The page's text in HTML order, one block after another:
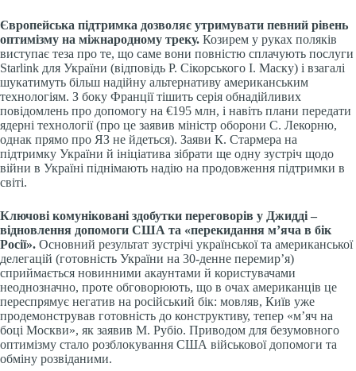
Європейська підтримка дозволяє утримувати певний рівень
оптимізму на міжнародному треку. Козирем у руках поляків
виступає теза про те, що саме вони повністю сплачують послуги
Starlink для України (відповідь Р. Сікорського І. Маску) і взагалі
шукатимуть більш надійну альтернативу американським
технологіям. З боку Франції тішить серія обнадійливих
повідомлень про допомогу на €195 млн, і навіть плани передати
ядерні технології (про це заявив міністр оборони С. Лекорню,
однак прямо про ЯЗ не йдеться). Заяви К. Стармера на
підтримку України й ініціатива зібрати ще одну зустріч щодо
війни в Україні піднімають надію на продовження підтримки в
світі.
Ключові комуніковані здобутки переговорів у Джидді –
відновлення допомоги США та «перекидання м’яча в бік
Росії». Основний результат зустрічі української та американської
делегацій (готовність України на 30-денне перемир’я)
сприймається новинними акаунтами й користувачами
неоднозначно, проте обговорюють, що в очах американців це
переспрямує негатив на російський бік: мовляв, Київ уже
продемонстрував готовність до конструктиву, тепер «м’яч на
боці Москви», як заявив М. Рубіо. Приводом для безумовного
оптимізму стало розблокування США військової допомоги та
обміну розвіданими.